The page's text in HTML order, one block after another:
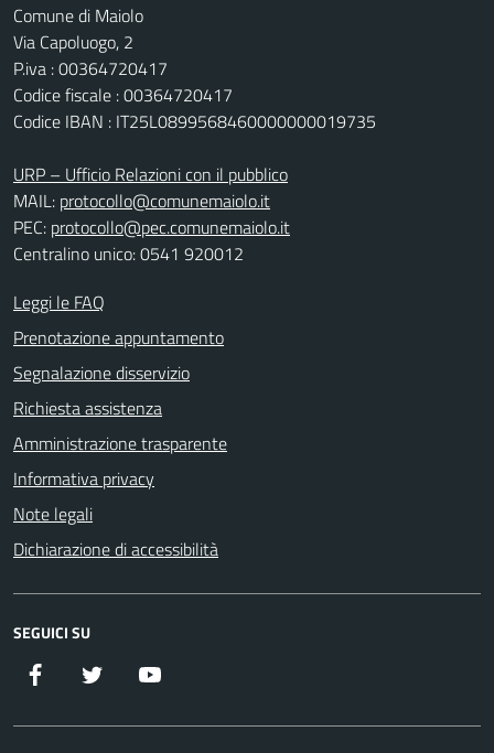
Comune di Maiolo
Via Capoluogo, 2
P.iva : 00364720417
Codice fiscale : 00364720417
Codice IBAN : IT25L0899568460000000019735
URP – Ufficio Relazioni con il pubblico
MAIL: protocollo@comunemaiolo.it
PEC: protocollo@pec.comunemaiolo.it
Centralino unico: 0541 920012
Leggi le FAQ
Prenotazione appuntamento
Segnalazione disservizio
Richiesta assistenza
Amministrazione trasparente
Informativa privacy
Note legali
Dichiarazione di accessibilità
SEGUICI SU
Facebook Twitter